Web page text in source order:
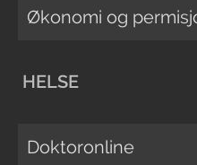
Økonomi og
HELSE
Doktoronline